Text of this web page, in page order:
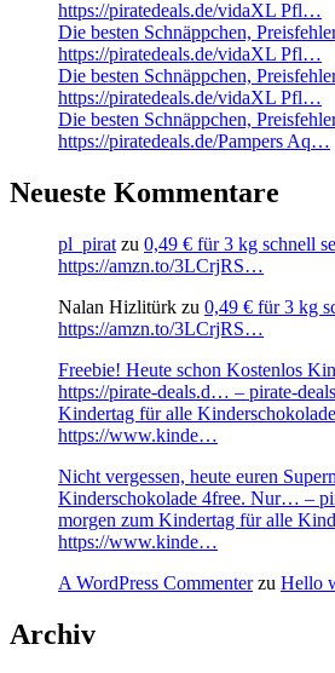
https://piratedeals.de/vidaXL Pfl…
Die besten Schnäppchen,
https://piratedeals.de/vidaXL Pfl…
Die besten Schnäppchen,
https://piratedeals.de/vidaXL Pfl…
Die besten Schnäppchen,
https://piratedeals.de/Pampers Aq…
Neueste Kommentare
pl_pirat zu 0,49 € für 3 kg schnell
https://amzn.to/3LCrjRS…
Nalan Hizlitürk zu 0,49 € für 3 kg
https://amzn.to/3LCrjRS…
Freebie! Heute schon Kostenlos
https://pirate-deals.d… – pirate-
Kindertag für alle
https://www.kinde…
Nicht vergessen, heute euren
Kinderschokolade 4free. Nur… –
morgen zum Kindertag für alle
https://www.kinde…
A WordPress Commenterzu Hello
Archiv